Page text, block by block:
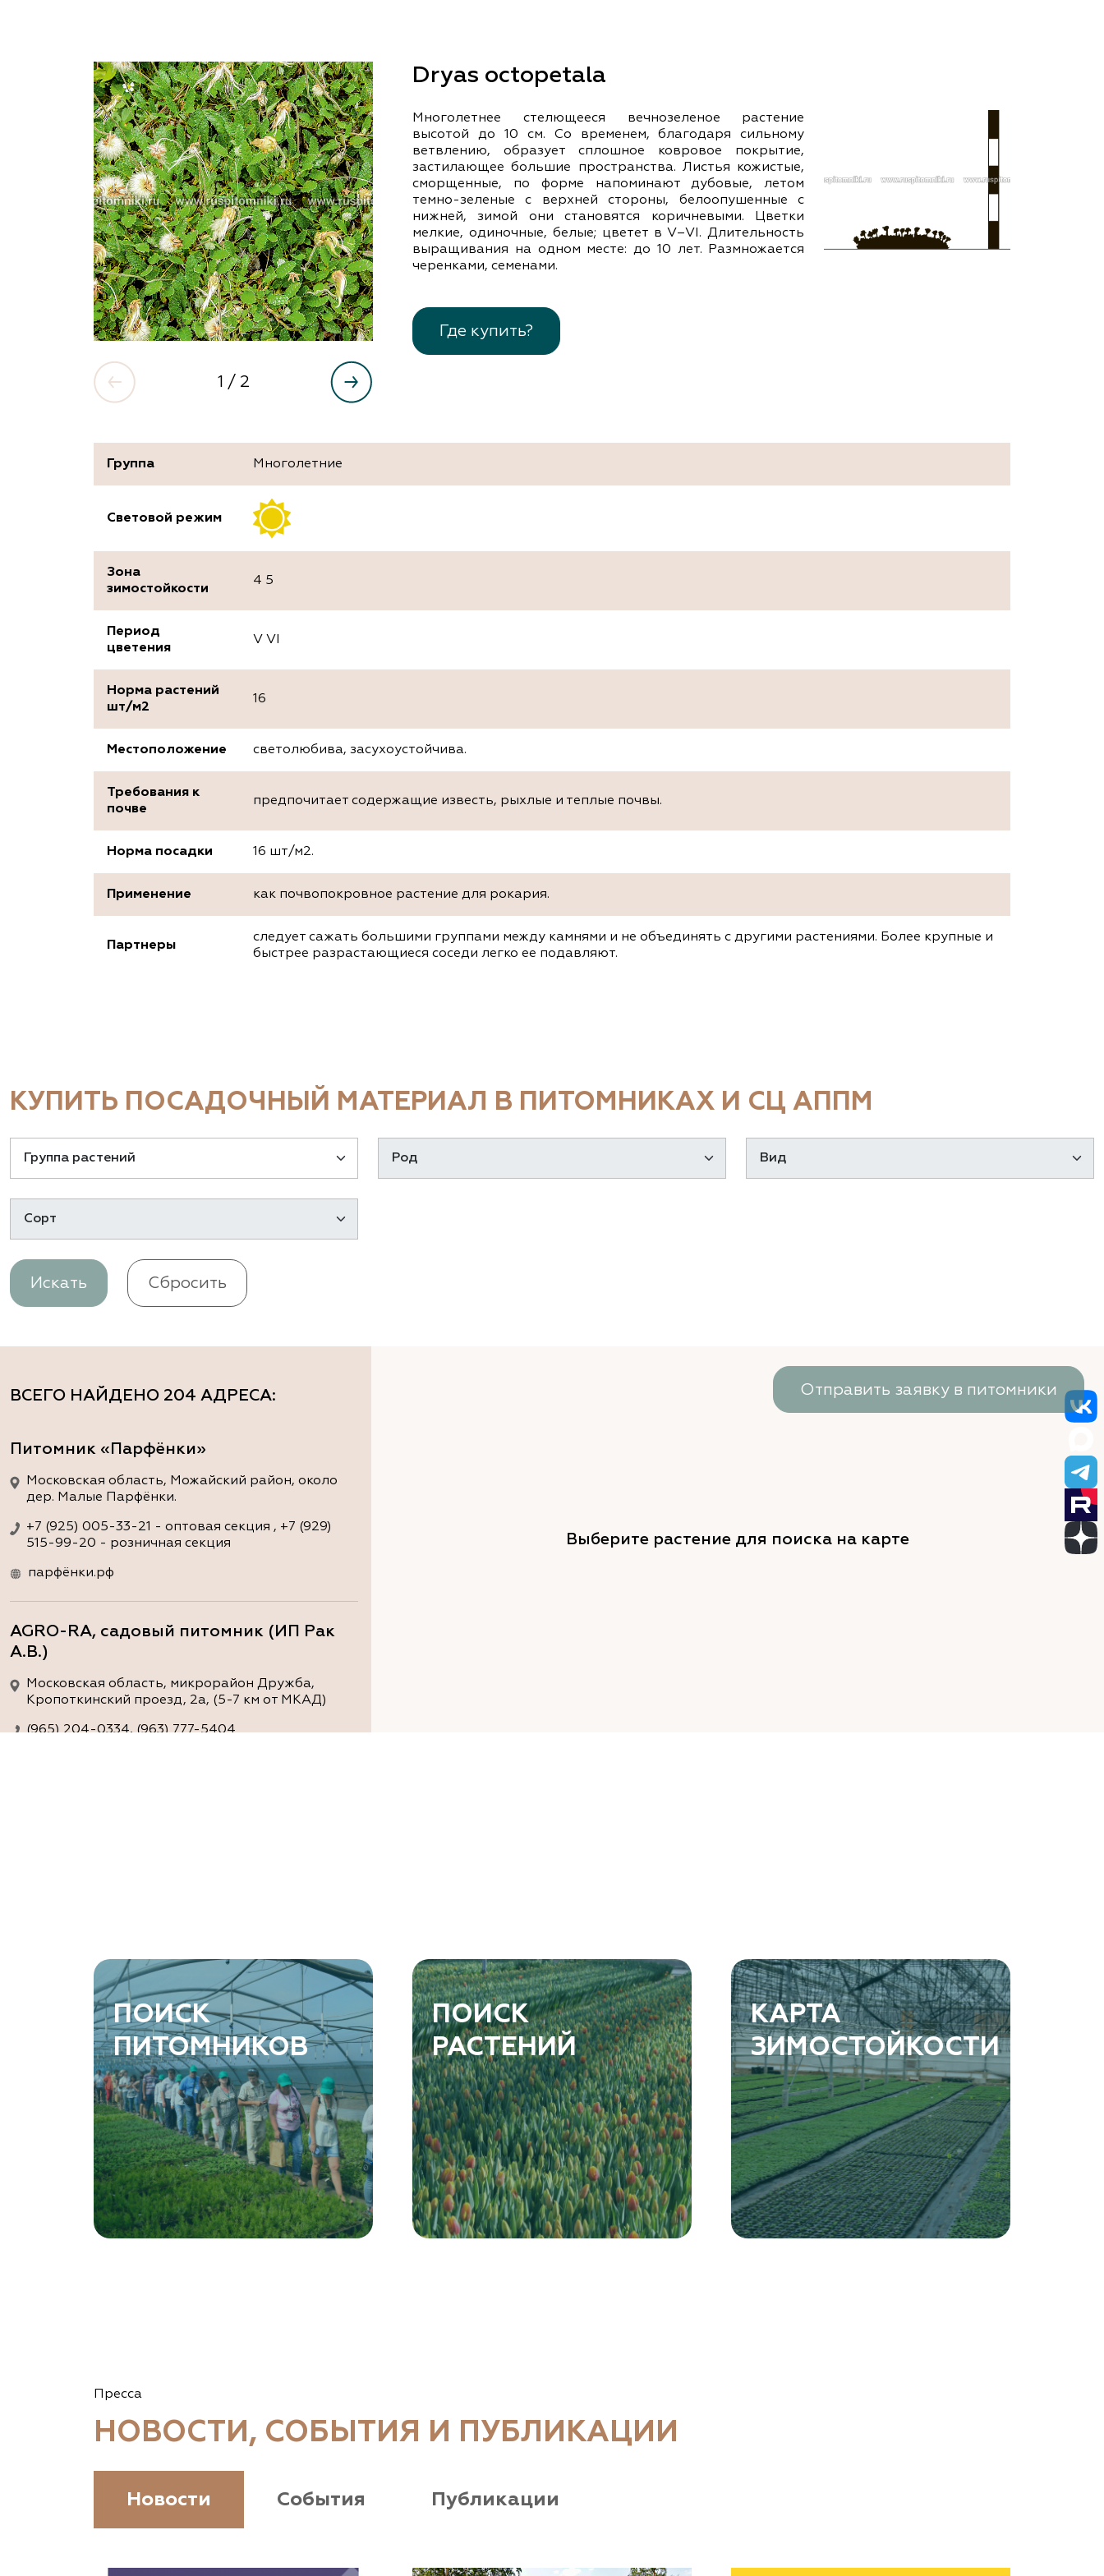
Региональные
представительства
1 / 2
Dryas octopetala
Многолетнее стелющееся вечнозеленое растение
высотой до 10 см. Со временем, благодаря сильному
ветвлению, образует сплошное ковровое покрытие,
застилающее большие пространства. Листья кожистые,
сморщенные, по форме напоминают дубовые, летом
темно-зеленые с верхней стороны, белоопушенные с
нижней, зимой они становятся коричневыми. Цветки
мелкие, одиночные, белые; цветет в V–VІ. Длительность
выращивания на одном месте: до 10 лет. Размножается
черенками, семенами.
Где купить?
Группа Многолетние
Световой режим
Зона
зимостойкости
4 5
Период
цветения
V VI
Норма растений
шт/м2
16
Местоположение светолюбива, засухоустойчива.
Требования к
почве
предпочитает содержащие известь, рыхлые и теплые почвы.
Норма посадки 16 шт/м2.
Применение как почвопокровное растение для рокария.
Партнеры
следует сажать большими группами между камнями и не объединять с другими растениями. Более крупные и
быстрее разрастающиеся соседи легко ее подавляют.
КУПИТЬ ПОСАДОЧНЫЙ МАТЕРИАЛ В ПИТОМНИКАХ И СЦ АППМ
Искать Сбросить
ВСЕГО НАЙДЕНО 204 АДРЕСА:
Питомник «Парфёнки»
Московская область, Можайский район, около
дер. Малые Парфёнки.
+7 (925) 005-33-21 - оптовая секция , +7 (929)
515-99-20 - розничная секция
парфёнки.рф
AGRO-RA, садовый питомник (ИП Рак
А.В.)
Московская область, микрорайон Дружба,
Кропоткинский проезд, 2а, (5-7 км от МКАД)
(965) 204-0334, (963) 777-5404
ArtGreen (питомник декоративных
растений, АртГрин)
Ростовская область, Ростов-на-Дону,
Левобережная ул, дом № 37
8 966 206 7222
www.art-green.ru
Garden Group, ООО «Девелопмент Груп»
Томская область, Томский р-н, посёлок
Ветеран-4, СНТ Снабженец
Гомельская область, Гомельский р-н, с/с
Ташкентская область, Зангиатинский р-н, ул.
Отправить заявку в питомники
Выберите растение для поиска на карте
ПОИСК
ПИТОМНИКОВ
ПОИСК
РАСТЕНИЙ
КАРТА
ЗИМОСТОЙКОСТИ
Пресса
НОВОСТИ, СОБЫТИЯ И ПУБЛИКАЦИИ
Новости События Публикации